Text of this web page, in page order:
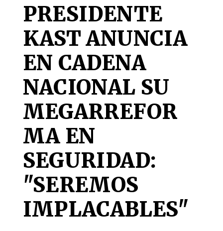
PRESIDENTE
KAST ANUNCIA
EN CADENA
NACIONAL SU
MEGARREFOR
MA EN
SEGURIDAD:
"SEREMOS
IMPLACABLES"